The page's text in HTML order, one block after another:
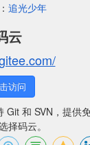
追光少年
云
访问
和 SVN，提供
择码云。